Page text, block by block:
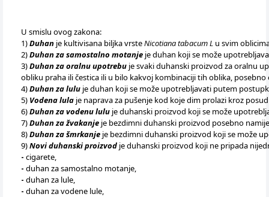
U smislu ovog zakona:
1)Duhan je kultivisana biljka vrsteNicotiana tabacum L u svim
2)Duhan za samostalno motanje je duhan koji se može
3)Duhan za oralnu upotrebu je svaki duhanski proizvod za oralnu
obliku praha ili čestica ili u bilo kakvoj kombinaciji tih oblika,
4)Duhan za lulu je duhan koji se može upotrebljavati putem
5) Vodena lula je naprava za pušenje kod koje dim prolazi kroz
6)Duhan za vodenu lulu je duhanski proizvod koji se može
7)Duhan za žvakanje je bezdimni duhanski proizvod posebno
8)Duhan za šmrkanje je bezdimni duhanski proizvod koji se može
9)Novi duhanski proizvod je duhanski proizvod koji ne pripada
- cigarete,
- duhan za samostalno motanje,
- duhan za lule,
- duhan za vodene lule,